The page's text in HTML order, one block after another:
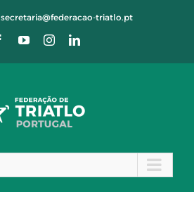
secretaria@federacao-triatlo.pt
FacebookYouTubeInstagramLinkedIn